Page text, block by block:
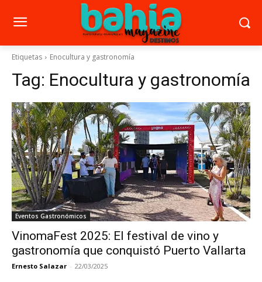
Etiquetas Enocultura y gastronomía
Tag: Enocultura y gastronomía
Eventos Gastronómicos
VinomaFest 2025: El festival de vino y
gastronomía que conquistó Puerto Vallarta
Ernesto Salazar - 22/03/2025